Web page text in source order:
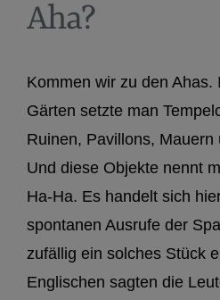
Aha?
Kommen wir zu den Ahas.
Gärten setzte man
Ruinen, Pavillons,
Und diese Objekte nennt
Ha-Ha. Es handelt sich
spontanen Ausrufe der
zufällig ein solches Stück
Englischen sagten die